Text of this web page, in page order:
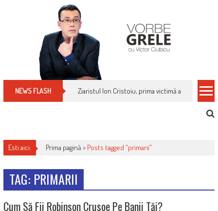
NEWS FLASH Ziaristul Ion Cristoiu, prima victimă a noi
Esti aici: Prima pagină > Posts tagged "primarii"
TAG: PRIMARII
Cum Să Fii Robinson Crusoe Pe Banii Tăi?